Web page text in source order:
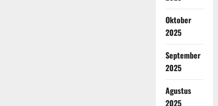
Oktober
2025
September
2025
Agustus
2025